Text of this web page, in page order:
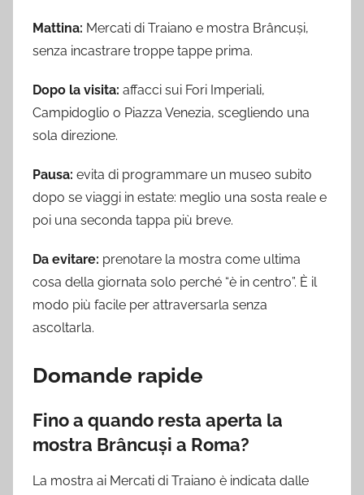
Mattina: Mercati di Traiano e mostra Brâncuși,
senza incastrare troppe tappe prima.
Dopo la visita: affacci sui Fori Imperiali,
Campidoglio o Piazza Venezia, scegliendo una
sola direzione.
Pausa: evita di programmare un museo subito
dopo se viaggi in estate: meglio una sosta reale e
poi una seconda tappa più breve.
Da evitare: prenotare la mostra come ultima
cosa della giornata solo perché “è in centro”. È il
modo più facile per attraversarla senza
ascoltarla.
Domande rapide
Fino a quando resta aperta la
mostra Brâncuși a Roma?
La mostra ai Mercati di Traiano è indicata dalle